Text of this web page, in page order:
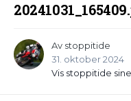
Av stoppitide
31. oktober 2024
Vis stoppitide